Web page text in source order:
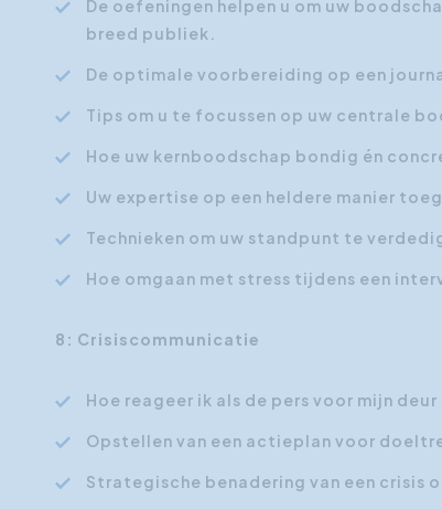
De oefeningen helpen u om uw
breed publiek.
De optimale voorbereiding op een
Tips om u te focussen op uw centrale
Hoe uw kernboodschap bondig én
Uw expertise op een heldere manier
Technieken om uw standpunt te
Hoe omgaan met stress tijdens een
8: Crisiscommunicatie
Hoe reageer ik als de pers voor mijn
Opstellen van een actieplan voor
Strategische benadering van een crisis